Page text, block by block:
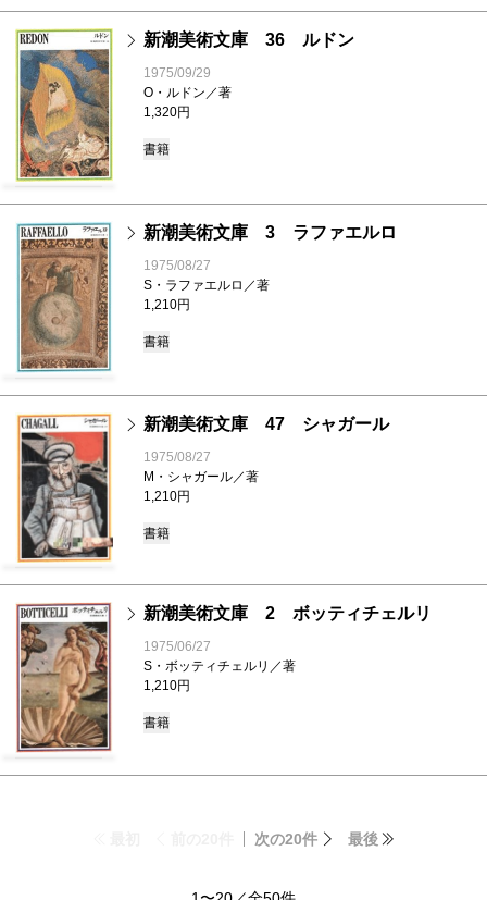
新潮美術文庫 36 ルドン
1975/09/29
O・ルドン／著
1,320円
書籍
新潮美術文庫 3 ラファエルロ
1975/08/27
S・ラファエルロ／著
1,210円
書籍
新潮美術文庫 47 シャガール
1975/08/27
M・シャガール／著
1,210円
書籍
新潮美術文庫 2 ボッティチェルリ
1975/06/27
S・ボッティチェルリ／著
1,210円
書籍
次の20件 最後